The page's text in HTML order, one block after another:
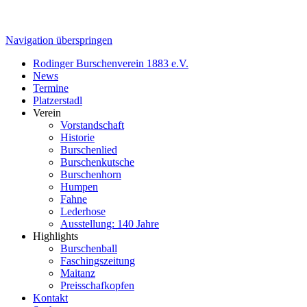
Navigation überspringen
Rodinger Burschenverein 1883 e.V.
News
Termine
Platzerstadl
Verein
Vorstandschaft
Historie
Burschenlied
Burschenkutsche
Burschenhorn
Humpen
Fahne
Lederhose
Ausstellung: 140 Jahre
Highlights
Burschenball
Faschingszeitung
Maitanz
Preisschafkopfen
Kontakt